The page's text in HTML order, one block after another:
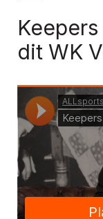
dit WK